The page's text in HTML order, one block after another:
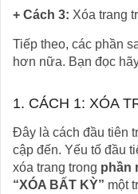
+ Cách 3: Xóa trang
Tiếp theo, các phần
hơn nữa. Bạn đọc
1. CÁCH 1: XÓA
Đây là cách đầu tiên
cập đến. Yếu tố đầu
xóa trang trong phần
“XÓA BẤT KỲ” một